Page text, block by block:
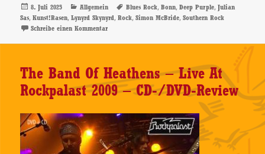
Veröffentlicht
am
8. Juli 2025 Kategorien
Allgemein Schlagwörter
Blues Rock,Bonn,Deep Purple,Julian
Sas,Kunst!Rasen,Lynyrd Skynyrd,Rock,Simon McBride,Southern Rock
Schreibe einen Kommentarzu Lynyrd Skynyrd – Support: Julian Sas, Simon
The Band Of Heathens – Live At
Rockpalast 2009 – CD-/DVD-Review